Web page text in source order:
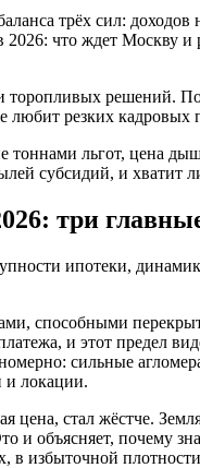
трёх сил:
2026: что ждет
торопливых решений.
любит резких
льгот, цена
субсидий, и
три
ипотеки,
способными
и этот предел
сильные
и локации.
цена, стал жёстче.
и объясняет, почему
в избыточной